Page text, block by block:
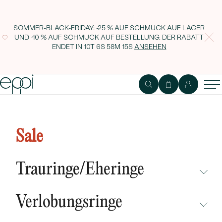
SOMMER-BLACK-FRIDAY: -25 % AUF SCHMUCK AUF LAGER
UND -10 % AUF SCHMUCK AUF BESTELLUNG. DER RABATT
ENDET IN 10T 6S 58M 14S ANSEHEN
Sale
Trauringe/Eheringe
NEUHEITEN
Verlobungsringe
Giselle